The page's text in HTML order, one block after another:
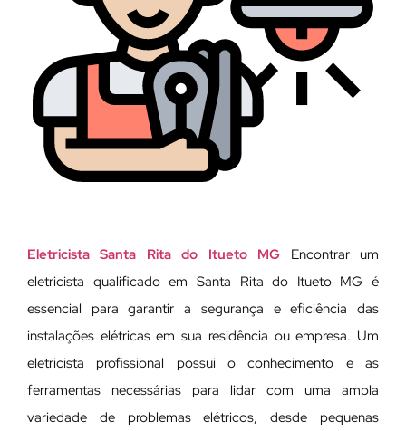
Eletricista Santa Rita do Itueto MG Encontrar um
eletricista qualificado em Santa Rita do Itueto MG é
essencial para garantir a segurança e eficiência das
instalações elétricas em sua residência ou empresa. Um
eletricista profissional possui o conhecimento e as
ferramentas necessárias para lidar com uma ampla
variedade de problemas elétricos, desde pequenas